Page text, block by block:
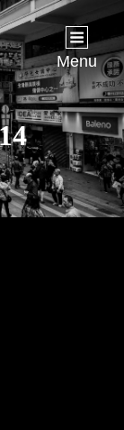
Menu